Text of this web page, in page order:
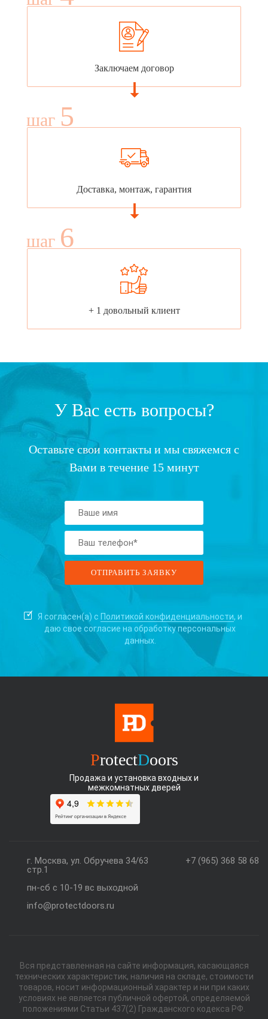
Заключаем договор
шаг 5
Доставка, монтаж, гарантия
шаг 6
+ 1 довольный клиент
У Вас есть вопросы?
Оставьте свои контакты и мы свяжемся с
Вами в течение 15 минут
Я согласен(а) с Политикой конфиденциальности, и
даю свое согласие на обработку персональных
данных.
ProtectDoors
Продажа и установка входных и
межкомнатных дверей
+7 (965) 368 58 68
г. Москва, ул. Обручева 34/63
стр.1
пн-сб с 10-19 вс выходной
info@protectdoors.ru
Вся представленная на сайте информация, касающаяся
технических характеристик, наличия на складе, стоимости
товаров, носит информационный характер и ни при каких
условиях не является публичной офертой, определяемой
положениями Статьи 437(2) Гражданского кодекса РФ.